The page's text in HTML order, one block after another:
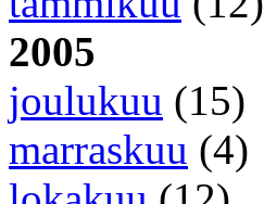
2005
joulukuu (15)
marraskuu (4)